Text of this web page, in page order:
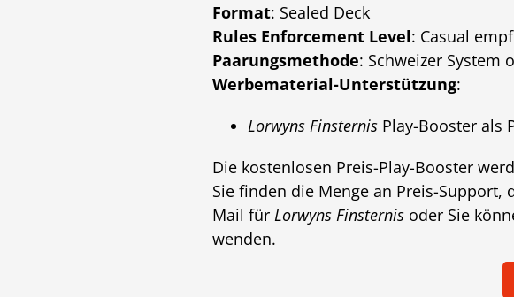
Format: Sealed Deck
Rules Enforcement Level: Casual
Paarungsmethode: Schweizer System
Werbematerial-Unterstützung:
Lorwyns Finsternis Play-Booster als
Die kostenlosen Preis-Play-Booster
Sie finden die Menge an Preis-
Mail für Lorwyns Finsternis oder Sie
wenden.